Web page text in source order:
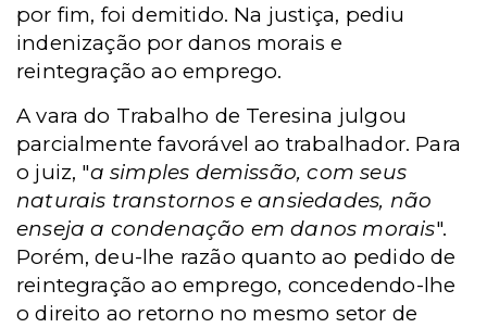
por fim, foi demitido. Na justiça, pediu
indenização por danos morais e
reintegração ao emprego.
A vara do Trabalho de Teresina julgou
parcialmente favorável ao trabalhador. Para
o juiz, "a simples demissão, com seus
naturais transtornos e ansiedades, não
enseja a condenação em danos morais".
Porém, deu-lhe razão quanto ao pedido de
reintegração ao emprego, concedendo-lhe
o direito ao retorno no mesmo setor de